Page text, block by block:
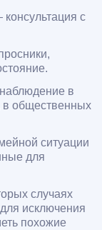
с
в
общественных
ситуации
для
случаях
исключения
похожие